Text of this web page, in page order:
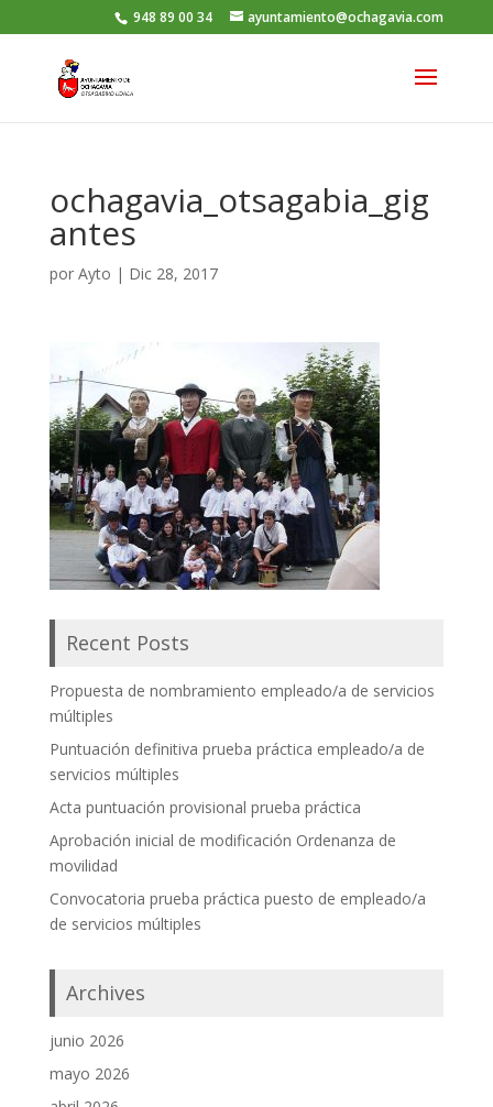
948 89 00 34 ayuntamiento@ochagavia.com
ochagavia_otsagabia_gig
antes
por Ayto | Dic 28, 2017
Recent Posts
Propuesta de nombramiento empleado/a de servicios
múltiples
Puntuación definitiva prueba práctica empleado/a de
servicios múltiples
Acta puntuación provisional prueba práctica
Aprobación inicial de modificación Ordenanza de
movilidad
Convocatoria prueba práctica puesto de empleado/a
de servicios múltiples
Archives
junio 2026
mayo 2026